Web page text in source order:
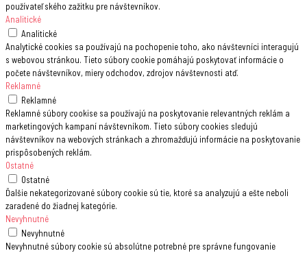
používateľského zažitku pre návštevníkov.
Analitické
Analitické
Analytické cookies sa používajú na pochopenie toho, ako návštevníci interagujú
s webovou stránkou. Tieto súbory cookie pomáhajú poskytovať informácie o
počete návštevníkov, miery odchodov, zdrojov návštevnosti atď.
Reklamné
Reklamné
Reklamné súbory cookise sa používajú na poskytovanie relevantných reklám a
marketingových kampaní návštevníkom. Tieto súbory cookies sledujú
návštevníkov na webových stránkach a zhromažďujú informácie na poskytovanie
prispôsobených reklám.
Ostatné
Ostatné
Ďalšie nekategorizované súbory cookie sú tie, ktoré sa analyzujú a ešte neboli
zaradené do žiadnej kategórie.
Nevyhnutné
Nevyhnutné
Nevyhnutné súbory cookie sú absolútne potrebné pre správne fungovanie